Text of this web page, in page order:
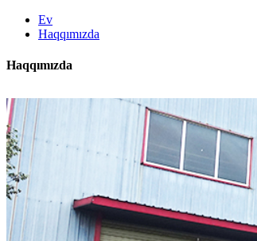
Ev
Haqqımızda
Haqqımızda